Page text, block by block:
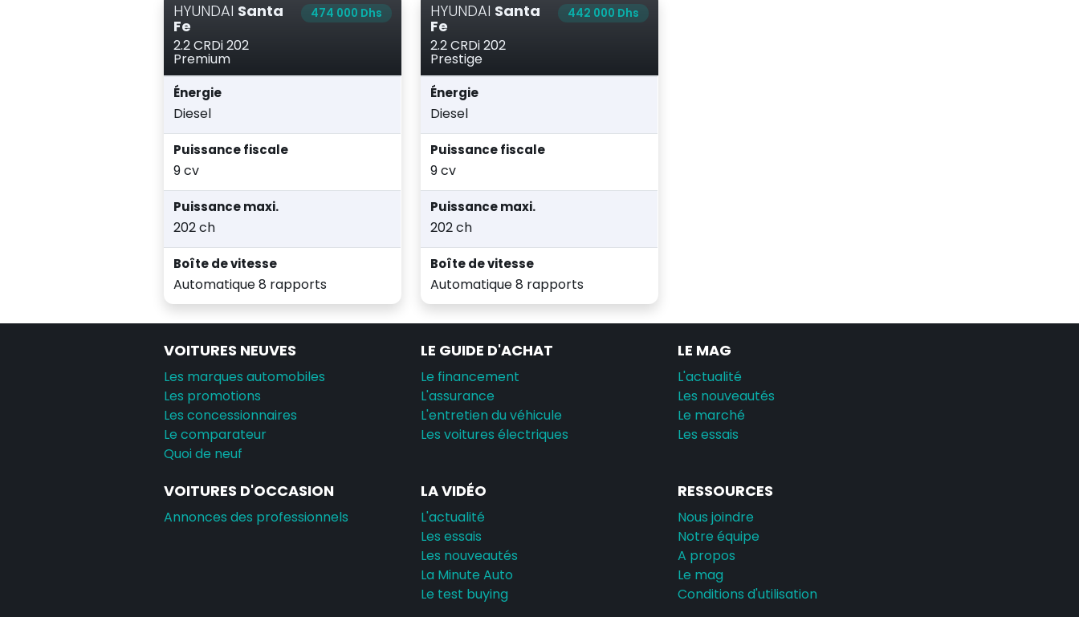
HYUNDAI Santa
Fe
2.2 CRDi 202
Premium
474 000 Dhs
Énergie
Diesel
Puissance fiscale
9 cv
Puissance maxi.
202 ch
Boîte de vitesse
Automatique 8 rapports
HYUNDAI Santa
Fe
2.2 CRDi 202
Prestige
442 000 Dhs
Énergie
Diesel
Puissance fiscale
9 cv
Puissance maxi.
202 ch
Boîte de vitesse
Automatique 8 rapports
VOITURES NEUVES
Les marques automobiles
Les promotions
Les concessionnaires
Le comparateur
Quoi de neuf
LE GUIDE D'ACHAT
Le financement
L'assurance
L'entretien du véhicule
Les voitures électriques
LE MAG
L'actualité
Les nouveautés
Le marché
Les essais
VOITURES D'OCCASION
Annonces des professionnels
LA VIDÉO
L'actualité
Les essais
Les nouveautés
La Minute Auto
Le test buying
RESSOURCES
Nous joindre
Notre équipe
A propos
Le mag
Conditions d'utilisation